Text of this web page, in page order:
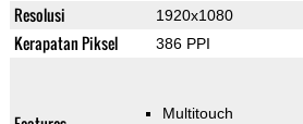
Resolusi 1920x1080
Kerapatan Piksel 386 PPI
Multitouch